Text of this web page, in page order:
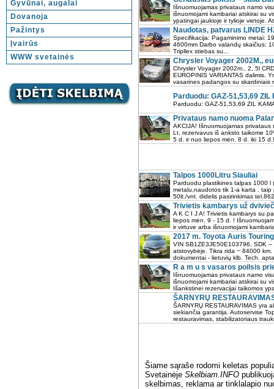
Gyvūnai, augalai
Dovanoja
Pažintys
Įvairūs
WWW svetainės
Išnuomuojamas privataus namo
išnuomojami kambariai atskirai su
ypatingai jaukioje ir tylioje vietoje.
Naudotas, patvarus LINDE
Specifikacija: Pagaminimo metai:
4600mm Darbo valandų skaičius:
Tripllex stiebas su...
Chrysler Voyager 2002M.,
Chrysler Voyager 2002m., 2, 5l
EUROPINIS VARIANTAS dalimis.
vasarines padangos su skardiniais
Parduodu: GAZ-51,53,69
Parduodu: GAZ-51,53,69 ZIL
Privataus namo nuoma
AKCIJA! Išnuomuojamas
Lt, rezervavus iš anksto taikome
5 d. ir nuo liepos mėn. 8 d. iki 15
Talpos 1000Litru Siauliai
Parduodu plastikines talpas 1000 l
metalu,naudotos tik 1-a karta .
50lt./vnt. didelis pasirinkimas
Trivietis kambarys už
A K C I J A! Trivietis kambarys su
liepos mėn. 9 - 15 d. !
ir virtuve arba išnuomojami
2017 m. Toyota Auris
VIN SB1ZE3JE50E103796, SDK –
atstovybėje. Tikra rida ~ 84000
dokumentai - lietuvių klb. Tech.
R a m u s vasaros poilsis
Išnuomuojamas privataus namo
išnuomojami kambariai atskirai su
Išankstinei rezervacijai taikomos
ŠARNYRŲ
ŠARNYRŲ RESTAURAVIMAS yra
siekiančia garantija. Autoservise
restauravimas, stabilizatoriaus
Šiame sąraše rodomi keletas
Svetainėje Skelbiam.INFO
skelbimas, reklama ar tinklalapio